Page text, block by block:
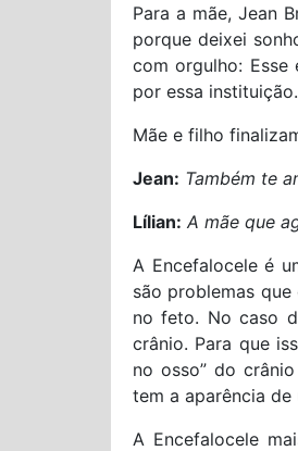
Para a mãe, Jean
porque deixei
com orgulho:
por essa
Mãe e filho
Jean: Também te
Lílian: A mãe que
A Encefalocele é
são problemas
no feto. No caso
crânio. Para que
no osso” do
tem a aparência de
A Encefalocele